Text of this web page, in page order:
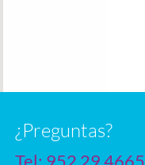
¿Preguntas?